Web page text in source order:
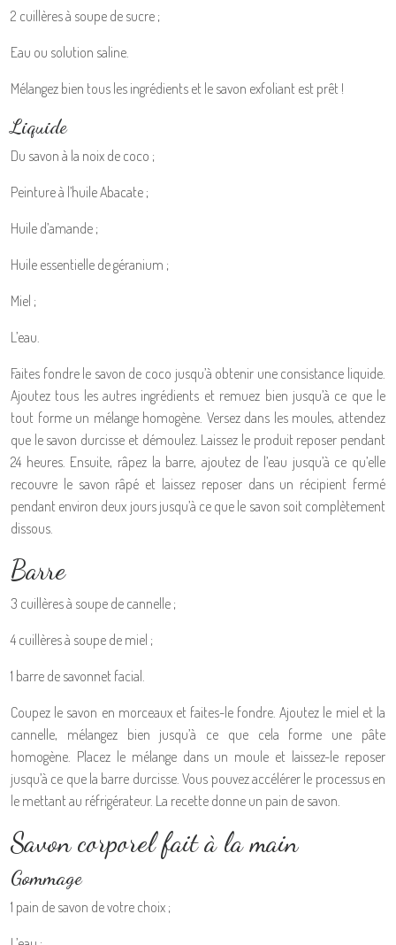
2 cuillères à soupe de sucre ;
Eau ou solution saline.
Mélangez bien tous les ingrédients et le savon exfoliant est prêt !
Liquide
Du savon à la noix de coco ;
Peinture à l’huile Abacate ;
Huile d’amande ;
Huile essentielle de géranium ;
Miel ;
L’eau.
Faites fondre le savon de coco jusqu’à obtenir une consistance liquide.
Ajoutez tous les autres ingrédients et remuez bien jusqu’à ce que le
tout forme un mélange homogène. Versez dans les moules, attendez
que le savon durcisse et démoulez. Laissez le produit reposer pendant
24 heures. Ensuite, râpez la barre, ajoutez de l’eau jusqu’à ce qu’elle
recouvre le savon râpé et laissez reposer dans un récipient fermé
pendant environ deux jours jusqu’à ce que le savon soit complètement
dissous.
Barre
3 cuillères à soupe de cannelle ;
4 cuillères à soupe de miel ;
1 barre de savonnet facial.
Coupez le savon en morceaux et faites-le fondre. Ajoutez le miel et la
cannelle, mélangez bien jusqu’à ce que cela forme une pâte
homogène. Placez le mélange dans un moule et laissez-le reposer
jusqu’à ce que la barre durcisse. Vous pouvez accélérer le processus en
le mettant au réfrigérateur. La recette donne un pain de savon.
Savon corporel fait à la main
Gommage
1 pain de savon de votre choix ;